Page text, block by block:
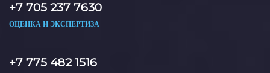
+7 705 237 7630
ОЦЕНКА И ЭКСПЕРТИЗА
+7 775 482 1516